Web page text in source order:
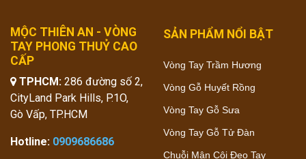
MỘC THIÊN AN - VÒNG
TAY PHONG THUỶ CAO
CẤP
TPHCM: 286 đường số 2,
CityLand Park Hills, P.1O,
Gò Vấp, TP.HCM
Hotline: 0909686686
SẢN PHẨM NỔI BẬT
Vòng Tay Trầm Hương
Vòng Gỗ Huyết Rồng
Vòng Tay Gỗ Sưa
Vòng Tay Gỗ Tử Đàn
Chuỗi Mân Côi Đeo Tay